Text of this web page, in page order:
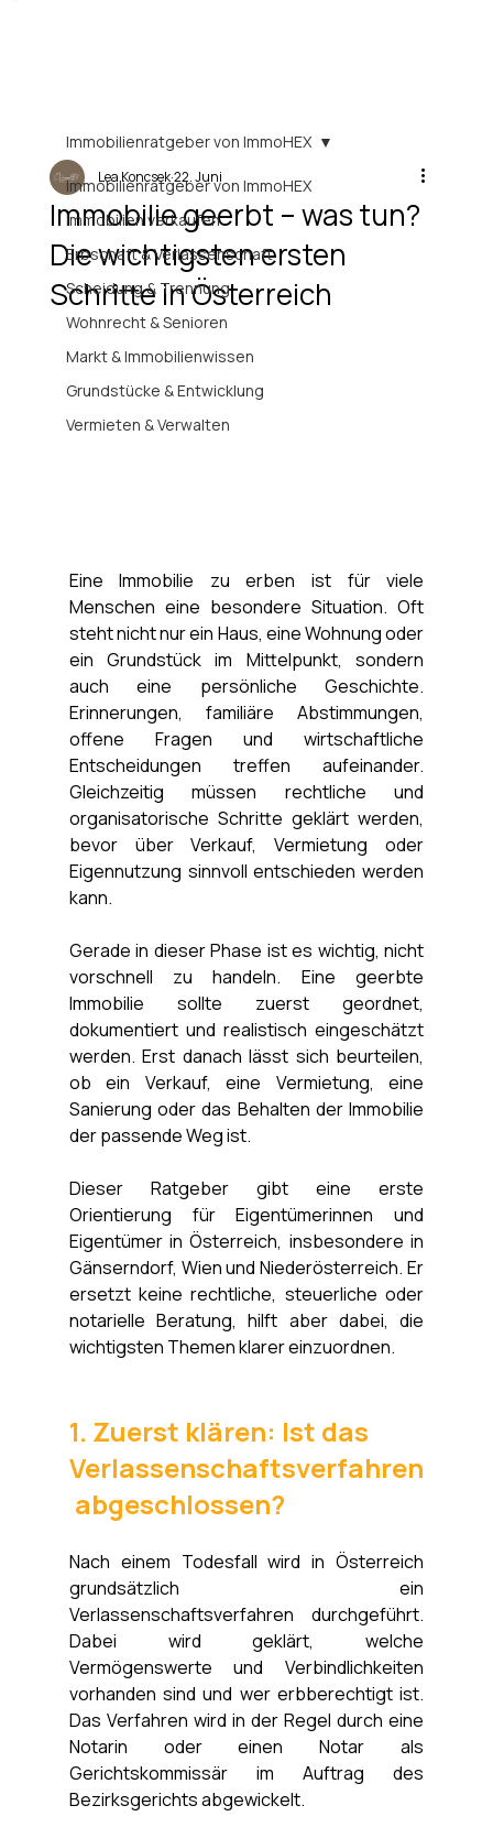
Immobilienratgeber von ImmoHEX
Immobilien verkaufen
Erbschaft & Verlassenschaft
Scheidung & Trennung
Wohnrecht & Senioren
Markt & Immobilienwissen
Grundstücke & Entwicklung
Vermieten & Verwalten
Immobilienratgeber von ImmoHEX
Immobilie geerbt – was tun?
Die wichtigsten ersten
Schritte in Österreich
Lea Koncsek22. Juni
Eine Immobilie zu erben ist für viele
Menschen eine besondere Situation. Oft
steht nicht nur ein Haus, eine Wohnung oder
ein Grundstück im Mittelpunkt, sondern
auch eine persönliche Geschichte.
Erinnerungen, familiäre Abstimmungen,
offene Fragen und wirtschaftliche
Entscheidungen treffen aufeinander.
Gleichzeitig müssen rechtliche und
organisatorische Schritte geklärt werden,
bevor über Verkauf, Vermietung oder
Eigennutzung sinnvoll entschieden werden
kann.
Gerade in dieser Phase ist es wichtig, nicht
vorschnell zu handeln. Eine geerbte
Immobilie sollte zuerst geordnet,
dokumentiert und realistisch eingeschätzt
werden. Erst danach lässt sich beurteilen,
ob ein Verkauf, eine Vermietung, eine
Sanierung oder das Behalten der Immobilie
der passende Weg ist.
Dieser Ratgeber gibt eine erste
Orientierung für Eigentümerinnen und
Eigentümer in Österreich, insbesondere in
Gänserndorf, Wien und Niederösterreich. Er
ersetzt keine rechtliche, steuerliche oder
notarielle Beratung, hilft aber dabei, die
wichtigsten Themen klarer einzuordnen.
1. Zuerst klären: Ist das
Verlassenschaftsverfahren
abgeschlossen?
Nach einem Todesfall wird in Österreich
grundsätzlich ein
Verlassenschaftsverfahren durchgeführt.
Dabei wird geklärt, welche
Vermögenswerte und Verbindlichkeiten
vorhanden sind und wer erbberechtigt ist.
Das Verfahren wird in der Regel durch eine
Notarin oder einen Notar als
Gerichtskommissär im Auftrag des
Bezirksgerichts abgewickelt.